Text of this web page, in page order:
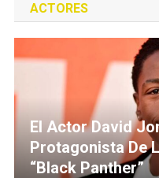
ACTORES
El Actor David
Protagonista De
“Black Panther”